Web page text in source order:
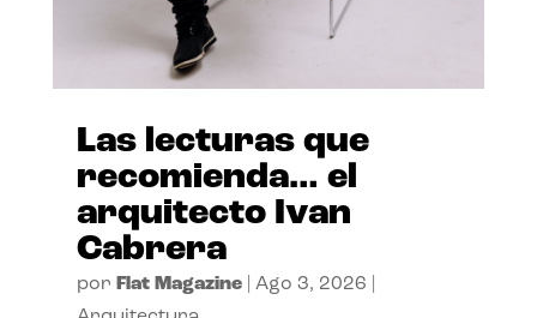
Las lecturas que
recomienda… el
arquitecto Ivan
Cabrera
por Flat Magazine| Ago 3, 2026